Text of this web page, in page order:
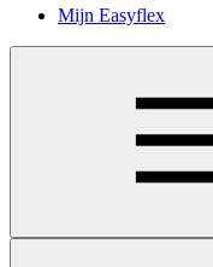
Mijn Easyflex